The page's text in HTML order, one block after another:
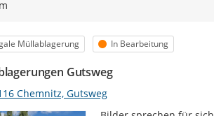
Müllablagerung Status
In Bearbeitung
Gutsweg
Chemnitz, Gutsweg